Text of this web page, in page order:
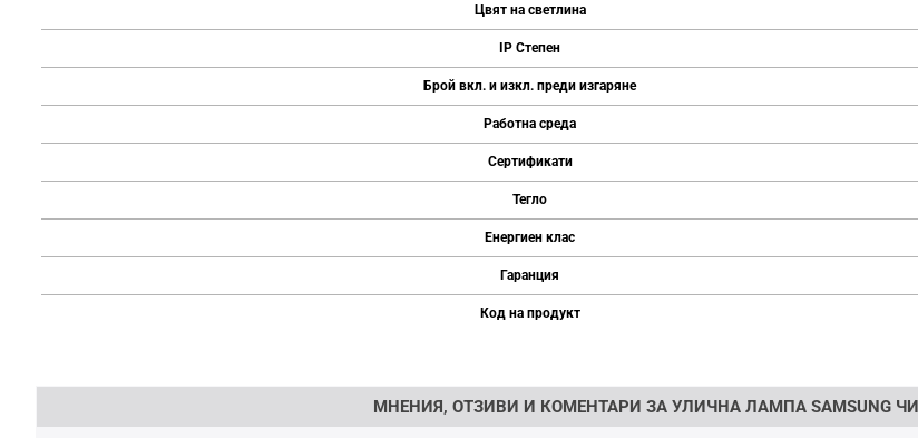
Цвят на светлина
IP Степен
Брой вкл. и изкл. преди изгаряне
Работна среда
Сертификати
Тегло
Енергиен клас
Гаранция
Код на продукт
МНЕНИЯ, ОТЗИВИ И КОМЕНТАРИ ЗА УЛИЧНА ЛАМПА SAMSUNG